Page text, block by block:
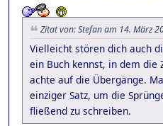
Zitat von: Stefan am 14. März
Vielleicht stören dich auch
ein Buch kennst, in dem die
achte auf die Übergänge.
einziger Satz, um die
fließend zu schreiben.